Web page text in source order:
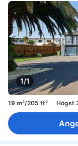
1/1
19 m²/205 ft² Högst